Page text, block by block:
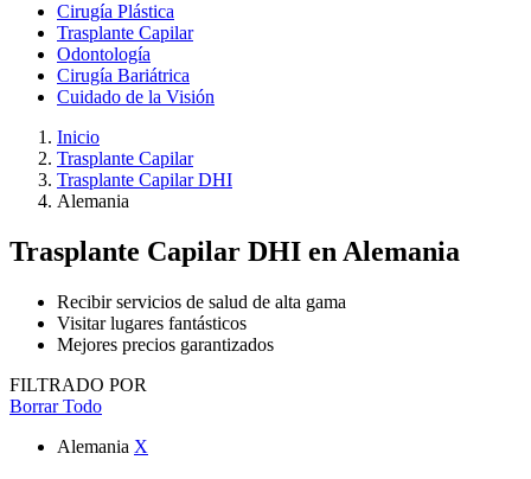
Cirugía Plástica
Trasplante Capilar
Odontología
Cirugía Bariátrica
Cuidado de la Visión
Inicio
Trasplante Capilar
Trasplante Capilar DHI
Alemania
Trasplante Capilar DHI en Alemania
Recibir servicios de salud de alta gama
Visitar lugares fantásticos
Mejores precios garantizados
FILTRADO POR
Borrar Todo
Alemania X